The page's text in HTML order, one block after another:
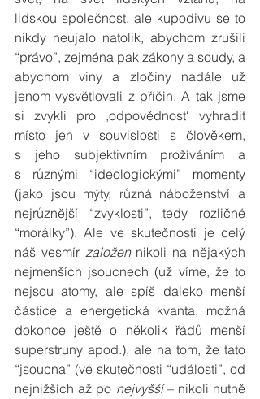
lidskou společnost, ale kupodivu se to
nikdy neujalo natolik, abychom zrušili
“právo”, zejména pak zákony a soudy, a
abychom viny a zločiny nadále už
jenom vysvětlovali z příčin. A tak jsme
si zvykli pro ,odpovědnost‘ vyhradit
místo jen v souvislosti s člověkem,
s jeho subjektivním prožíváním a
s různými “ideologickými” momenty
(jako jsou mýty, různá náboženství a
nejrůznější “zvyklosti”, tedy rozličné
“morálky”). Ale ve skutečnosti je celý
náš vesmír založen nikoli na nějakých
nejmenších jsoucnech (už víme, že to
nejsou atomy, ale spíš daleko menší
částice a energetická kvanta, možná
dokonce ještě o několik řádů menší
superstruny apod.), ale na tom, že tato
“jsoucna” (ve skutečnosti “události”, od
nejnižších až po nejvyšší – nikoli nutně